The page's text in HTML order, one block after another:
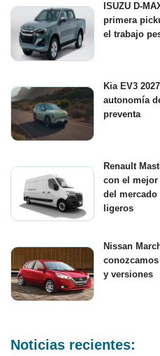
ISUZU D-
primera
el trabajo
Kia EV3
autonomía
preventa
Renault
con el
del
ligeros
Nissan
y versiones
Noticias recientes: